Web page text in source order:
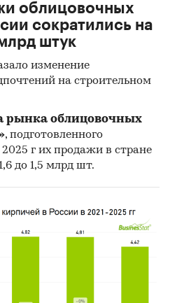
облицовочных
сократились на
штук
изменение
на строительном
рынка облицовочных
, подготовленного
г их продажи в стране
до 1,5 млрд шт.